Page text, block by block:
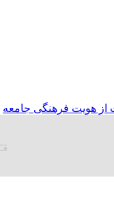
از هویت فرهنگی جامعه